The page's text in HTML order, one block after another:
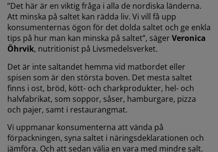
”Det här är en viktig fråga i alla de nordiska länderna.
Att minska på saltet kan rädda liv. Vi vill få upp
konsumenternas ögon för det dolda saltet och ge enkla
tips på hur man kan minska på saltet”, sägerVeronica
Öhrvik, nutritionist på Livsmedelsverket.
Det är inte saltandet hemma vid matbordet eller
spisen som är den största boven. Det mesta saltet
finns i ost, bröd, kött- och charkprodukter, hel- och
halvfabrikat, som soppor, såser, hamburgare, pizza
och pajer, samt i restaurangmat.
Vi uppmanar konsumenterna att vända på
förpackningen, syna saltet i näringsdeklarationen och
jämföra. Och att sedan välja en vara med mindre salt.